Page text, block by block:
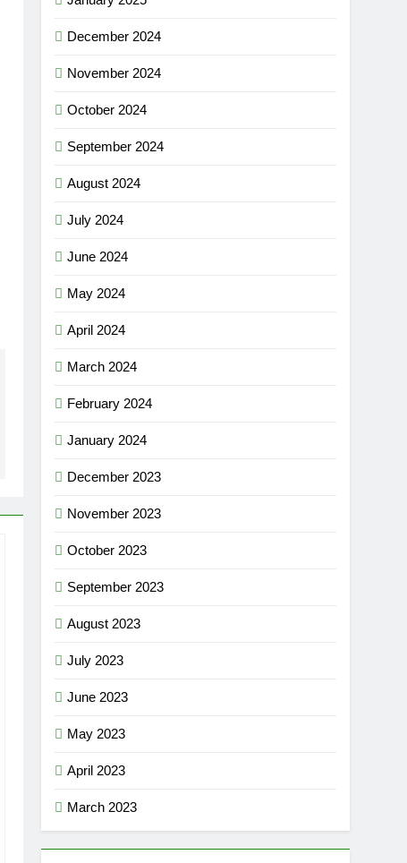
December 2024
November 2024
October 2024
September 2024
August 2024
July 2024
June 2024
May 2024
April 2024
March 2024
February 2024
January 2024
December 2023
November 2023
October 2023
September 2023
August 2023
July 2023
June 2023
May 2023
April 2023
March 2023